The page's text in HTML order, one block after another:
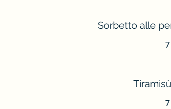
Sorbetto alle